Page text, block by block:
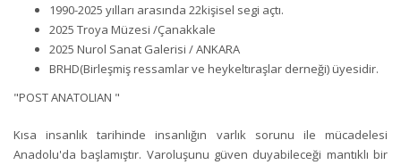
1990-2025 yılları arasında 22kişisel segi açtı.
2025 Troya Müzesi /Çanakkale
2025 Nurol Sanat Galerisi / ANKARA
BRHD(Birleşmiş ressamlar ve heykeltıraşlar derneği) üyesidir.
"POST ANATOLIAN "
Kısa insanlık tarihinde insanlığın varlık sorunu ile mücadelesi
Anadolu'da başlamıştır. Varoluşunu güven duyabileceği mantıklı bir